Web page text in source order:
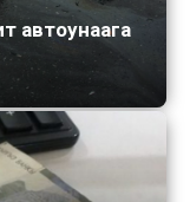
автоунаага